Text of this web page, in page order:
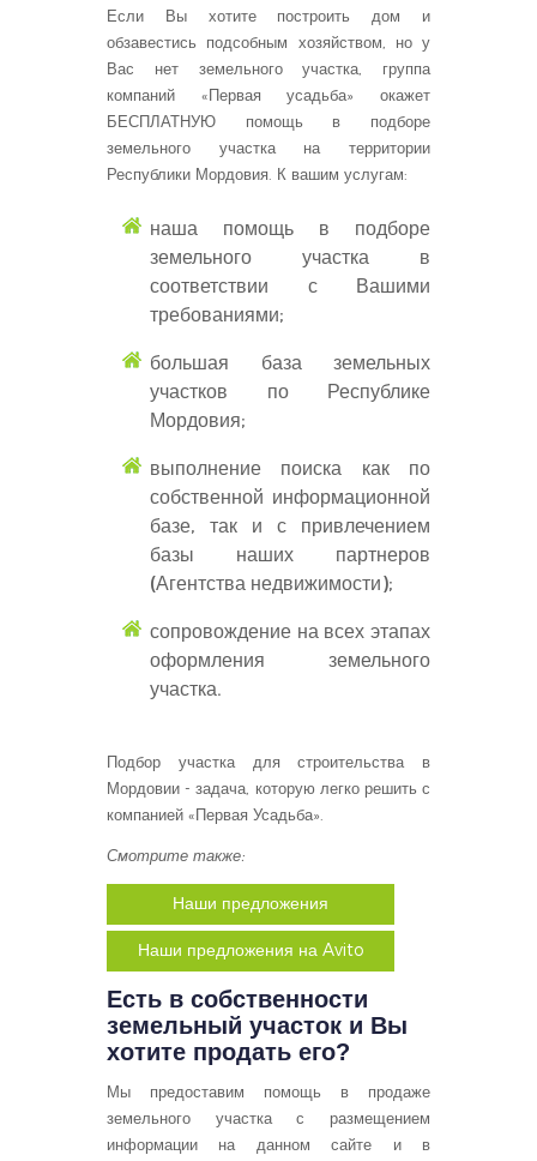
Если Вы хотите построить дом и
обзавестись подсобным хозяйством, но у
Вас нет земельного участка, группа
компаний «Первая усадьба» окажет
БЕСПЛАТНУЮ помощь в подборе
земельного участка на территории
Республики Мордовия. К вашим услугам:
наша помощь в подборе
земельного участка в
соответствии с Вашими
требованиями;
большая база земельных
участков по Республике
Мордовия;
выполнение поиска как по
собственной информационной
базе, так и с привлечением
базы наших партнеров
(Агентства недвижимости);
сопровождение на всех этапах
оформления земельного
участка.
Подбор участка для строительства в
Мордовии - задача, которую легко решить с
компанией «Первая Усадьба».
Смотрите также:
Наши предложения
Наши предложения на Avito
Есть в собственности
земельный участок и Вы
хотите продать его?
Мы предоставим помощь в продаже
земельного участка с размещением
информации на данном сайте и в